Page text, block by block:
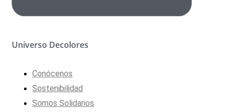
Universo Decolores
Conócenos
Sostenibilidad
Somos Solidarios